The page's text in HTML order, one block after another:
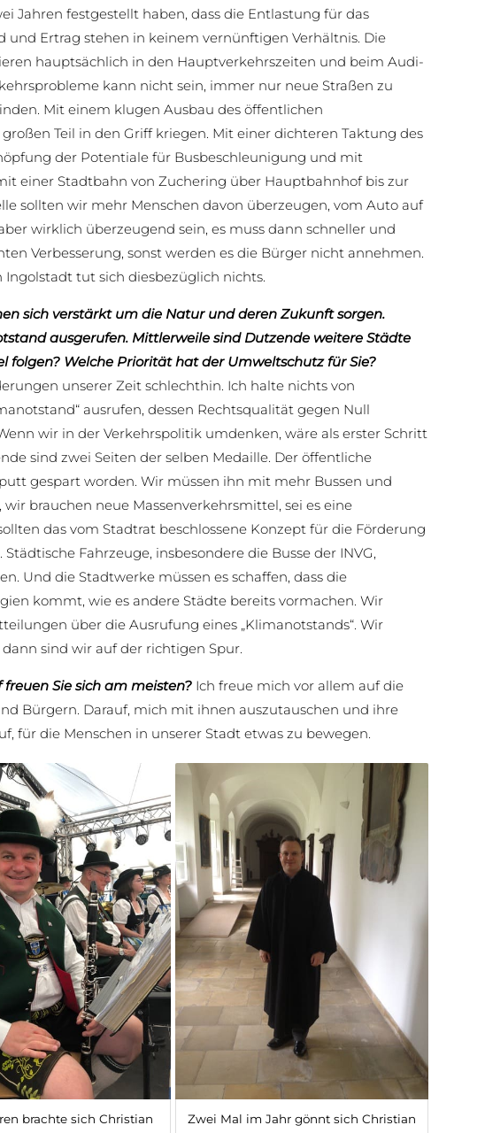
Jahren festgestellt haben, dass die Entlastung für das
Ertrag stehen in keinem vernünftigen Verhältnis. Die
hauptsächlich in den Hauptverkehrszeiten und beim Audi-
kann nicht sein, immer nur neue Straßen zu
Mit einem klugen Ausbau des öffentlichen
Teil in den Griff kriegen. Mit einer dichteren Taktung des
der Potentiale für Busbeschleunigung und mit
einer Stadtbahn von Zuchering über Hauptbahnhof bis zur
sollten wir mehr Menschen davon überzeugen, vom Auto auf
wirklich überzeugend sein, es muss dann schneller und
Verbesserung, sonst werden es die Bürger nicht annehmen.
tut sich diesbezüglich nichts.
sich verstärkt um die Natur und deren Zukunft sorgen.
ausgerufen. Mittlerweile sind Dutzende weitere Städte
folgen? Welche Priorität hat der Umweltschutz für Sie?
unserer Zeit schlechthin. Ich halte nichts von
ausrufen, dessen Rechtsqualität gegen Null
wir in der Verkehrspolitik umdenken, wäre als erster Schritt
sind zwei Seiten der selben Medaille. Der öffentliche
gespart worden. Wir müssen ihn mit mehr Bussen und
brauchen neue Massenverkehrsmittel, sei es eine
das vom Stadtrat beschlossene Konzept für die Förderung
Fahrzeuge, insbesondere die Busse der INVG,
Und die Stadtwerke müssen es schaffen, dass die
kommt, wie es andere Städte bereits vormachen. Wir
über die Ausrufung eines „Klimanotstands“. Wir
sind wir auf der richtigen Spur.
Sie sich am meisten? Ich freue mich vor allem auf die
Bürgern. Darauf, mich mit ihnen auszutauschen und ihre
für die Menschen in unserer Stadt etwas zu bewegen.
brachte sich Christian Zwei Mal im Jahr gönnt sich Christian